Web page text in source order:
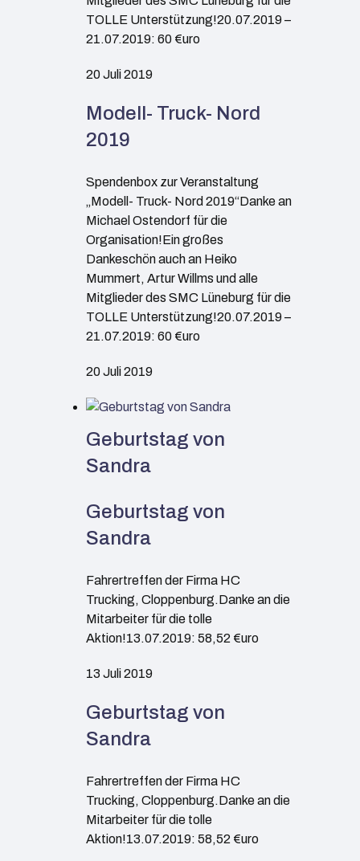
TOLLE Unterstützung!20.07.2019 –
21.07.2019: 60 €uro
20 Juli 2019
Modell- Truck- Nord
2019
Spendenbox zur Veranstaltung
„Modell- Truck- Nord 2019“Danke an
Michael Ostendorf für die
Organisation!Ein großes
Dankeschön auch an Heiko
Mummert, Artur Willms und alle
Mitglieder des SMC Lüneburg für die
TOLLE Unterstützung!20.07.2019 –
21.07.2019: 60 €uro
20 Juli 2019
Geburtstag von
Sandra
Geburtstag von
Sandra
Fahrertreffen der Firma HC
Trucking, Cloppenburg.Danke an die
Mitarbeiter für die tolle
Aktion!13.07.2019: 58,52 €uro
13 Juli 2019
Geburtstag von
Sandra
Fahrertreffen der Firma HC
Trucking, Cloppenburg.Danke an die
Mitarbeiter für die tolle
Aktion!13.07.2019: 58,52 €uro